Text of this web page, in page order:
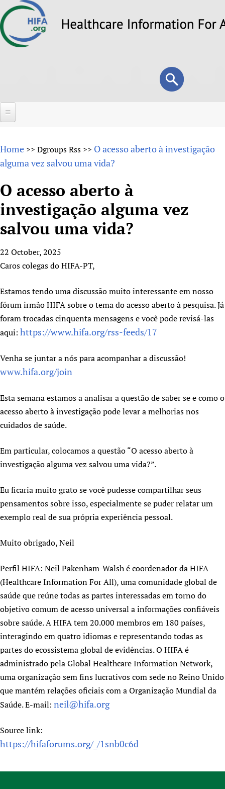
to
Search
form
Search
About
Why HIFA is needed
Vision and Strategy
HIFA, Universal Health Coverage and Human Rights
Achievements
Testimonials
HIFA Voices database
HIFA & global health CoPs
Publications
HIFA (Healthcare Information For All)
How to use the HIFA forums
CHIFA (child health and rights)
HIFA-French
HIFA-Portuguese
HIFA-Zambia 2011-2024
Projects
New! SPOTLIGHTS
mHealth
Open access
Substance use disorders
*Sponsorship opportunities
Citizens, Parents and Children
Evidence-Informed Policy and Practice
Community Health Workers
Prescribers and users of medicines
Evaluating Impact
Mobile HIFA (mHIFA)
*Completed projects
Access to Health Research
Astana Declaration+
Communicating health research
Essential Health Services and COVID-19
Family Planning
Health Partnerships
Learning for Quality Health Services
Newborn Care
People
Country representatives
Main Steering Group
Members
Partnerships and Projects
Social Media Working Group
Staff
Volunteers
Support
Contact us
Donate
HIFA Appeal
How you can help
Link to us
Partners
List view
News
Forum Messages
Join HIFA
Join CHIFA (child health and rights)
Junte-se ao HIFA-Portuguese
Únase a HIFA-Español
Home >> Dgroups Rss >> O acesso aberto à investigação
alguma vez salvou uma vida?
O acesso aberto à
investigação alguma vez
salvou uma vida?
22 October, 2025
Caros colegas do HIFA-PT,
Estamos tendo uma discussão muito interessante em nosso
fórum irmão HIFA sobre o tema do acesso aberto à pesquisa. Já
foram trocadas cinquenta mensagens e você pode revisá-las
aqui: https://www.hifa.org/rss-feeds/17
Venha se juntar a nós para acompanhar a discussão!
www.hifa.org/join
Esta semana estamos a analisar a questão de saber se e como o
acesso aberto à investigação pode levar a melhorias nos
cuidados de saúde.
Em particular, colocamos a questão “O acesso aberto à
investigação alguma vez salvou uma vida?”.
Eu ficaria muito grato se você pudesse compartilhar seus
pensamentos sobre isso, especialmente se puder relatar um
exemplo real de sua própria experiência pessoal.
Muito obrigado, Neil
Perfil HIFA: Neil Pakenham-Walsh é coordenador da HIFA
(Healthcare Information For All), uma comunidade global de
saúde que reúne todas as partes interessadas em torno do
objetivo comum de acesso universal a informações confiáveis ​​
sobre saúde. A HIFA tem 20.000 membros em 180 países,
interagindo em quatro idiomas e representando todas as
partes do ecossistema global de evidências. O HIFA é
administrado pela Global Healthcare Information Network,
uma organização sem fins lucrativos com sede no Reino Unido
que mantém relações oficiais com a Organização Mundial da
Saúde. E-mail: neil@hifa.org
Source link:
https://hifaforums.org/_/1snb0c6d